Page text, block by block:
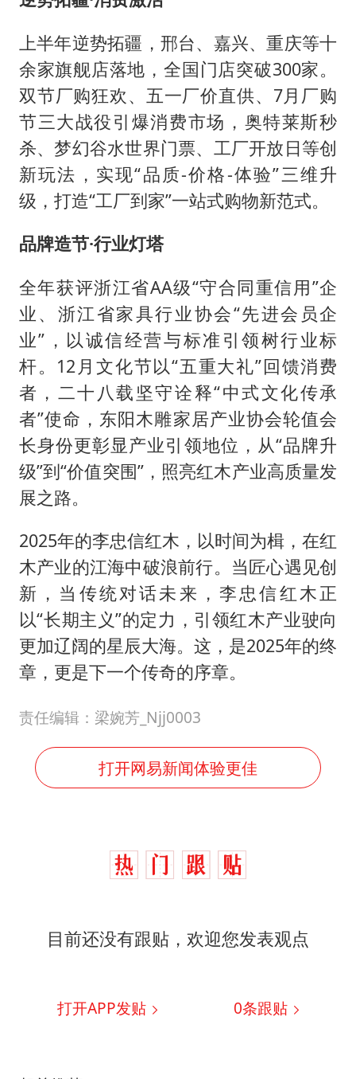
上半年逆势拓疆，邢台、嘉兴、重庆等十
余家旗舰店落地，全国门店突破300家。
双节厂购狂欢、五一厂价直供、7月厂购
节三大战役引爆消费市场，奥特莱斯秒
杀、梦幻谷水世界门票、工厂开放日等创
新玩法，实现“品质-价格-体验”三维升
级，打造“工厂到家”一站式购物新范式。
品牌造节·行业灯塔
全年获评浙江省AA级“守合同重信用”企
业、浙江省家具行业协会“先进会员企
业”，以诚信经营与标准引领树行业标
杆。12月文化节以“五重大礼”回馈消费
者，二十八载坚守诠释“中式文化传承
者”使命，东阳木雕家居产业协会轮值会
长身份更彰显产业引领地位，从“品牌升
级”到“价值突围”，照亮红木产业高质量发
展之路。
2025年的李忠信红木，以时间为楫，在红
木产业的江海中破浪前行。当匠心遇见创
新，当传统对话未来，李忠信红木正
以“长期主义”的定力，引领红木产业驶向
更加辽阔的星辰大海。这，是2025年的终
章，更是下一个传奇的序章。
责任编辑：梁婉芳_Njj0003
打开网易新闻体验更佳
目前还没有跟贴，欢迎您发表观点
打开APP发贴 0条跟贴